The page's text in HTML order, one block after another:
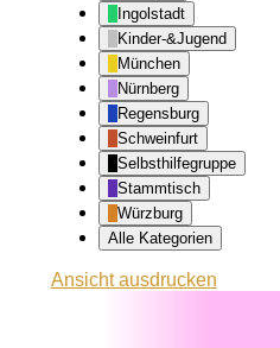
Ingolstadt
Kinder-&Jugend
München
Nürnberg
Regensburg
Schweinfurt
Selbsthilfegruppe
Stammtisch
Würzburg
Alle Kategorien
Ansichtausdrucken